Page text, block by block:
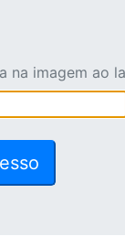
na imagem ao